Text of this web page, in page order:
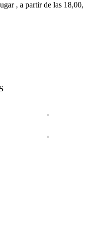
, a partir de las 18,00,